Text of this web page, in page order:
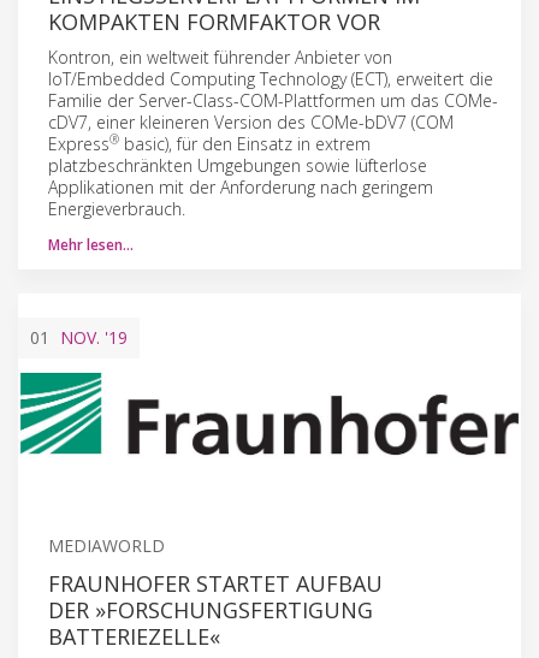
KOMPAKTEN FORMFAKTOR VOR
Kontron, ein weltweit führender Anbieter von
IoT/Embedded Computing Technology (ECT), erweitert die
Familie der Server-Class-COM-Plattformen um das COMe-
cDV7, einer kleineren Version des COMe-bDV7 (COM
Express® basic), für den Einsatz in extrem
platzbeschränkten Umgebungen sowie lüfterlose
Applikationen mit der Anforderung nach geringem
Energieverbrauch.
Mehr lesen…
01 NOV. '19
MEDIAWORLD
FRAUNHOFER STARTET AUFBAU
DER »FORSCHUNGSFERTIGUNG
BATTERIEZELLE«